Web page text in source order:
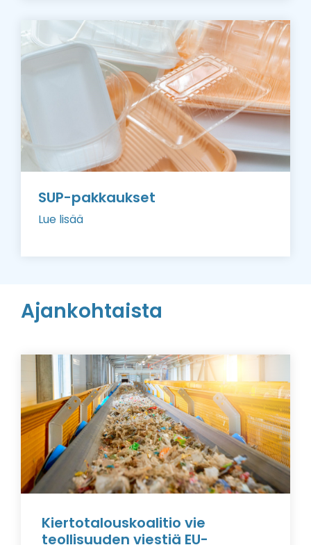
SUP-pakkaukset
Lue lisää
Ajankohtaista
Kiertotalouskoalitio vie
teollisuuden viestiä EU-